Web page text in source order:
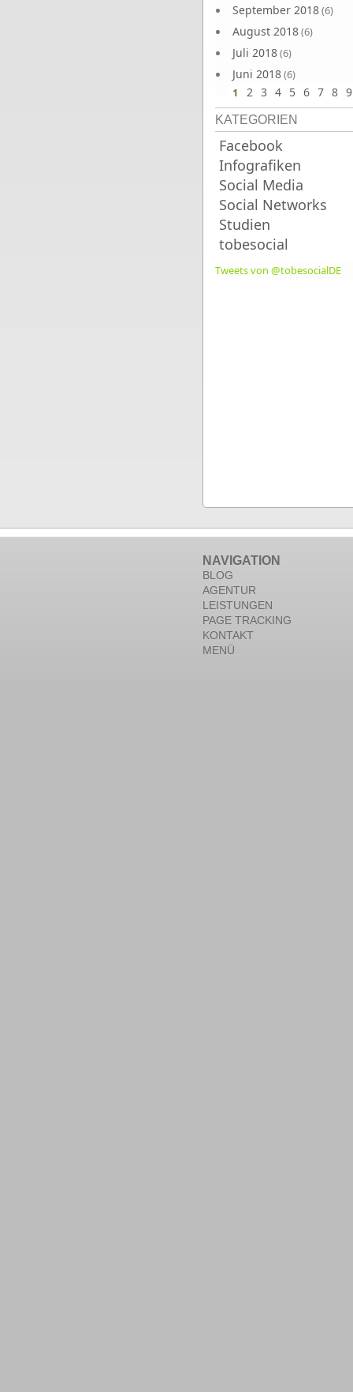
September 2018(6)
August 2018(6)
Juli 2018(6)
Juni 2018(6)
1 2 3 4 5 6 7 8 9
KATEGORIEN
Facebook
Infografiken
Social Media
Social Networks
Studien
tobesocial
Tweets von @tobesocialDE
NAVIGATION
BLOG
AGENTUR
LEISTUNGEN
PAGE TRACKING
KONTAKT
MENÜ